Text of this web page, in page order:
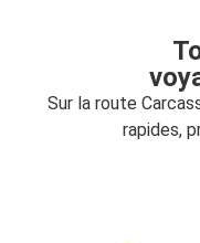
Sur la route
rapides,